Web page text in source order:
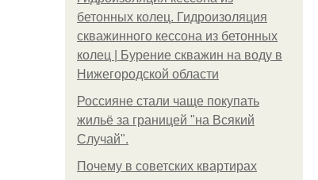
бетонных колец. Гидроизоляция
скважинного кессона из бетонных
колец | Бурение скважин на воду в
Нижегородской области
Россияне стали чаще покупать
жильё за границей "на Всякий
Случай".
Почему в советских квартирах